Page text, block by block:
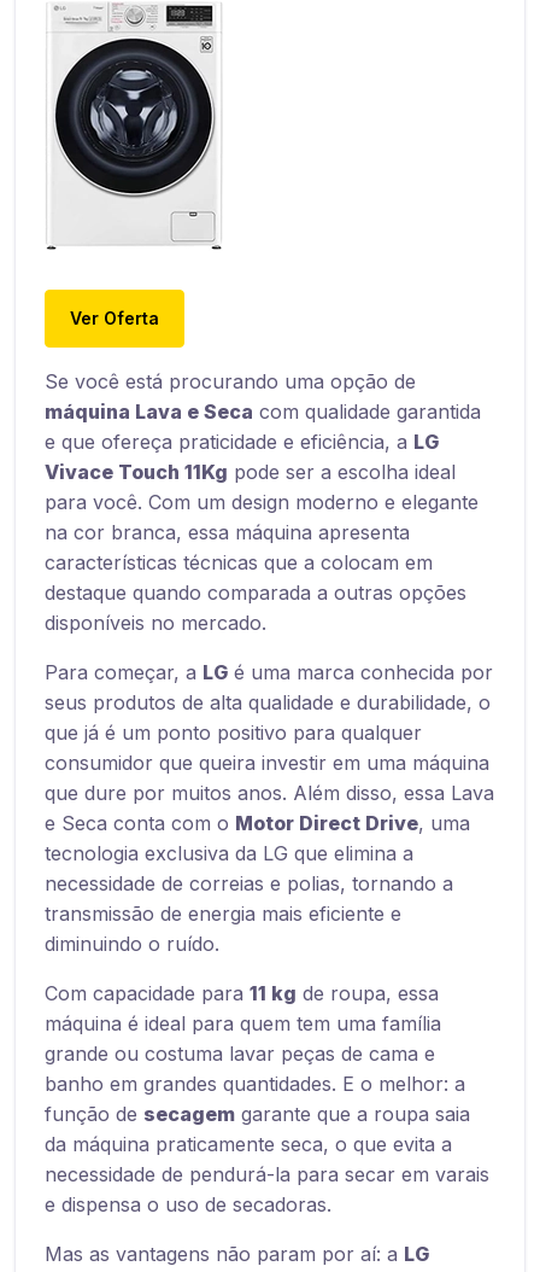
Ver Oferta
Se você está procurando uma opção de
máquina Lava e Seca com qualidade garantida
e que ofereça praticidade e eficiência, a LG
Vivace Touch 11Kg pode ser a escolha ideal
para você. Com um design moderno e elegante
na cor branca, essa máquina apresenta
características técnicas que a colocam em
destaque quando comparada a outras opções
disponíveis no mercado.
Para começar, a LG é uma marca conhecida por
seus produtos de alta qualidade e durabilidade, o
que já é um ponto positivo para qualquer
consumidor que queira investir em uma máquina
que dure por muitos anos. Além disso, essa Lava
e Seca conta com o Motor Direct Drive, uma
tecnologia exclusiva da LG que elimina a
necessidade de correias e polias, tornando a
transmissão de energia mais eficiente e
diminuindo o ruído.
Com capacidade para 11 kg de roupa, essa
máquina é ideal para quem tem uma família
grande ou costuma lavar peças de cama e
banho em grandes quantidades. E o melhor: a
função de secagem garante que a roupa saia
da máquina praticamente seca, o que evita a
necessidade de pendurá-la para secar em varais
e dispensa o uso de secadoras.
Mas as vantagens não param por aí: a LG